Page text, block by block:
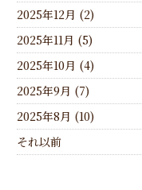
2025年12月 (2)
2025年11月 (5)
2025年10月 (4)
2025年9月 (7)
2025年8月 (10)
それ以前